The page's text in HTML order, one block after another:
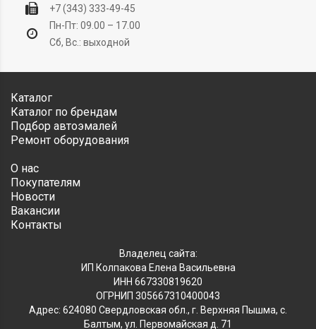
+7 (343) 333-49-45
Пн-Пт: 09.00 – 17.00
Сб, Вс.: выходной
Каталог
Каталог по брендам
Подбор автоэмалей
Ремонт оборудования
О нас
Покупателям
Новости
Вакансии
Контакты
Владелец сайта:
ИП Колпакова Елена Васильевна
ИНН 667330819620
ОГРНИП 305667310400043
Адрес: 624080 Свердловская обл., г. Верхняя Пышма, с.
Балтым, ул. Первомайская д. 71